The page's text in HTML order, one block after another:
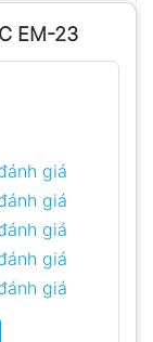
EM-23
giá
giá
giá
giá
giá